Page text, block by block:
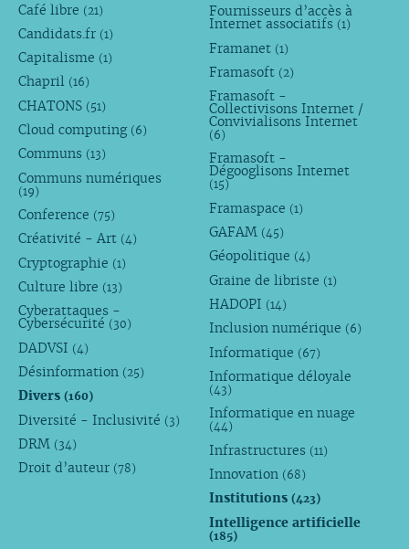
Café libre (21)
Candidats.fr (1)
Capitalisme (1)
Chapril (16)
CHATONS (51)
Cloud computing (6)
Communs (13)
Communs numériques
(19)
Conference (75)
Créativité - Art (4)
Cryptographie (1)
Culture libre (13)
Cyberattaques -
Cybersécurité (30)
DADVSI (4)
Désinformation (25)
Divers (160)
Diversité - Inclusivité (3)
DRM (34)
Droit d’auteur (78)
Fournisseurs d’accès à
Internet associatifs (1)
Framanet (1)
Framasoft (2)
Framasoft -
Collectivisons Internet /
Convivialisons Internet
(6)
Framasoft -
Dégooglisons Internet
(15)
Framaspace (1)
GAFAM (45)
Géopolitique (4)
Graine de libriste (1)
HADOPI (14)
Inclusion numérique (6)
Informatique (67)
Informatique déloyale
(43)
Informatique en nuage
(44)
Infrastructures (11)
Innovation (68)
Institutions(423)
Intelligence artificielle
(185)